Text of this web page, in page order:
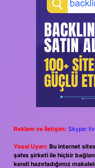
Reklam ve İletişim: Skype:
Yasal Uyarı: Bu internet
şahıs şirketi ile hiçbir
kendi hazırladığımız